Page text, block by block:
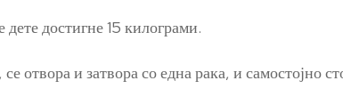
достигне 15 килограми.
отвора и затвора со една рака, и самостојно